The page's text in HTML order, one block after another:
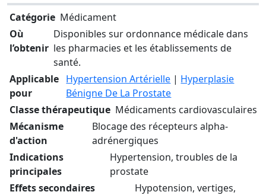
Catégorie Médicament
Où
l’obtenir
Disponibles sur ordonnance médicale dans
les pharmacies et les établissements de
santé.
Applicable
pour
Hypertension Artérielle | Hyperplasie
Bénigne De La Prostate
Classe thérapeutique Médicaments cardiovasculaires
Mécanisme
d'action
Blocage des récepteurs alpha-
adrénergiques
Indications
principales
Hypertension, troubles de la
prostate
Effets secondaires
Hypotension, vertiges,